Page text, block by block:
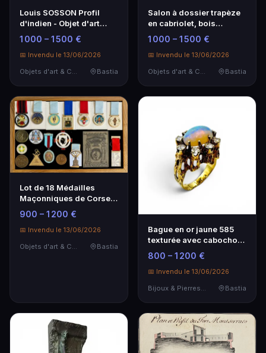
Louis SOSSON Profil
d'indien - Objet d'art
unique
1 000 – 1 500 €
📅 Invendu le 13/06/2026
Objets d'art & Curiosités
Bastia
Salon à dossier trapèze
en cabriolet, bois
mouluré - Élégance
intemporelle
1 000 – 1 500 €
📅 Invendu le 13/06/2026
Objets d'art & Curiosités
Bastia
Lot de 18 Médailles
Maçonniques de Corse -
Objets d'Art et Curiosités
900 – 1 200 €
📅 Invendu le 13/06/2026
Objets d'art & Curiosités
Bastia
Bague en or jaune 585
texturée avec cabochon
d'opaline
800 – 1 200 €
📅 Invendu le 13/06/2026
Bijoux & Pierres Précieuses
Bastia